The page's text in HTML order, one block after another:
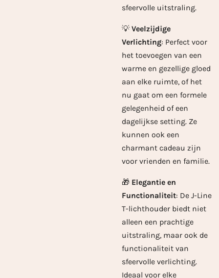
sfeervolle uitstraling.
💡 Veelzijdige
Verlichting: Perfect voor
het toevoegen van een
warme en gezellige gloed
aan elke ruimte, of het
nu gaat om een formele
gelegenheid of een
dagelijkse setting. Ze
kunnen ook een
charmant cadeau zijn
voor vrienden en familie.
🎁 Elegantie en
Functionaliteit: De J-Line
T-lichthouder biedt niet
alleen een prachtige
uitstraling, maar ook de
functionaliteit van
sfeervolle verlichting.
Ideaal voor elke